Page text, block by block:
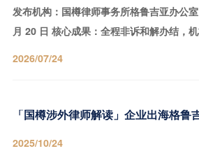
发布机构：国樽律师事务所格鲁吉亚办公室 结案时间：2026 年 5
月 20 日 核心成果：全程非诉和解办结，机构全额承担患儿长期医
2026/07/24
2025/10/24